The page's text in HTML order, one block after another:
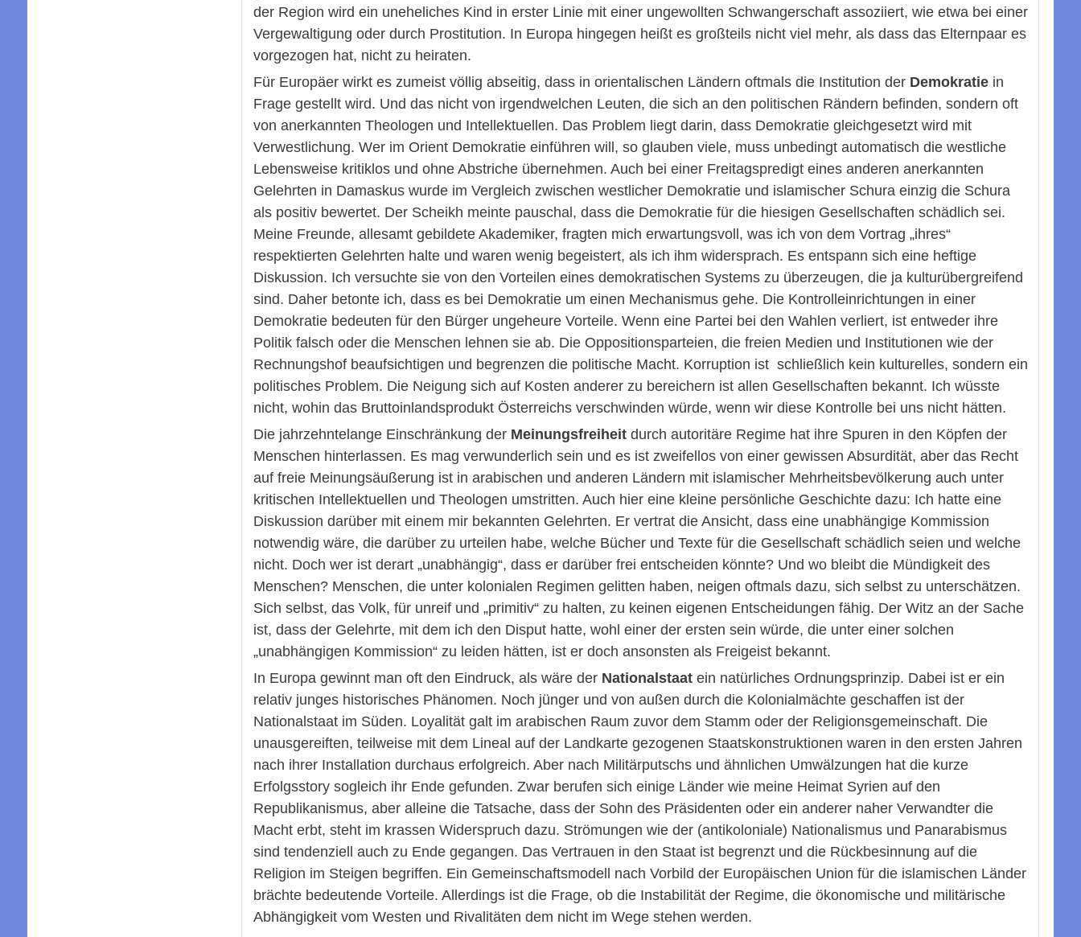
der Region wird ein uneheliches Kind in erster Linie mit einer ungewollten Schwangerschaft assoziiert, wie etwa bei einer
Vergewaltigung oder durch Prostitution. In Europa hingegen heißt es großteils nicht viel mehr, als dass das Elternpaar es
vorgezogen hat, nicht zu heiraten.
Für Europäer wirkt es zumeist völlig abseitig, dass in orientalischen Ländern oftmals die Institution der Demokratiein
Frage gestellt wird. Und das nicht von irgendwelchen Leuten, die sich an den politischen Rändern befinden, sondern oft
von anerkannten Theologen und Intellektuellen. Das Problem liegt darin, dass Demokratie gleichgesetzt wird mit
Verwestlichung. Wer im Orient Demokratie einführen will, so glauben viele, muss unbedingt automatisch die westliche
Lebensweise kritiklos und ohne Abstriche übernehmen. Auch bei einer Freitagspredigt eines anderen anerkannten
Gelehrten in Damaskus wurde im Vergleich zwischen westlicher Demokratie und islamischer Schura einzig die Schura
als positiv bewertet. Der Scheikh meinte pauschal, dass die Demokratie für die hiesigen Gesellschaften schädlich sei.
Meine Freunde, allesamt gebildete Akademiker, fragten mich erwartungsvoll, was ich von dem Vortrag „ihres“
respektierten Gelehrten halte und waren wenig begeistert, als ich ihm widersprach. Es entspann sich eine heftige
Diskussion. Ich versuchte sie von den Vorteilen eines demokratischen Systems zu überzeugen, die ja kulturübergreifend
sind. Daher betonte ich, dass es bei Demokratie um einen Mechanismus gehe. Die Kontrolleinrichtungen in einer
Demokratie bedeuten für den Bürger ungeheure Vorteile. Wenn eine Partei bei den Wahlen verliert, ist entweder ihre
Politik falsch oder die Menschen lehnen sie ab. Die Oppositionsparteien, die freien Medien und Institutionen wie der
Rechnungshof beaufsichtigen und begrenzen die politische Macht. Korruption ist schließlich kein kulturelles, sondern ein
politisches Problem. Die Neigung sich auf Kosten anderer zu bereichern ist allen Gesellschaften bekannt. Ich wüsste
nicht, wohin das Bruttoinlandsprodukt Österreichs verschwinden würde, wenn wir diese Kontrolle bei uns nicht hätten.
Die jahrzehntelange Einschränkung der Meinungsfreiheitdurch autoritäre Regime hat ihre Spuren in den Köpfen der
Menschen hinterlassen. Es mag verwunderlich sein und es ist zweifellos von einer gewissen Absurdität, aber das Recht
auf freie Meinungsäußerung ist in arabischen und anderen Ländern mit islamischer Mehrheitsbevölkerung auch unter
kritischen Intellektuellen und Theologen umstritten. Auch hier eine kleine persönliche Geschichte dazu: Ich hatte eine
Diskussion darüber mit einem mir bekannten Gelehrten. Er vertrat die Ansicht, dass eine unabhängige Kommission
notwendig wäre, die darüber zu urteilen habe, welche Bücher und Texte für die Gesellschaft schädlich seien und welche
nicht. Doch wer ist derart „unabhängig“, dass er darüber frei entscheiden könnte? Und wo bleibt die Mündigkeit des
Menschen? Menschen, die unter kolonialen Regimen gelitten haben, neigen oftmals dazu, sich selbst zu unterschätzen.
Sich selbst, das Volk, für unreif und „primitiv“ zu halten, zu keinen eigenen Entscheidungen fähig. Der Witz an der Sache
ist, dass der Gelehrte, mit dem ich den Disput hatte, wohl einer der ersten sein würde, die unter einer solchen
„unabhängigen Kommission“ zu leiden hätten, ist er doch ansonsten als Freigeist bekannt.
In Europa gewinnt man oft den Eindruck, als wäre der Nationalstaatein natürliches Ordnungsprinzip. Dabei ist er ein
relativ junges historisches Phänomen. Noch jünger und von außen durch die Kolonialmächte geschaffen ist der
Nationalstaat im Süden. Loyalität galt im arabischen Raum zuvor dem Stamm oder der Religionsgemeinschaft. Die
unausgereiften, teilweise mit dem Lineal auf der Landkarte gezogenen Staatskonstruktionen waren in den ersten Jahren
nach ihrer Installation durchaus erfolgreich. Aber nach Militärputschs und ähnlichen Umwälzungen hat die kurze
Erfolgsstory sogleich ihr Ende gefunden. Zwar berufen sich einige Länder wie meine Heimat Syrien auf den
Republikanismus, aber alleine die Tatsache, dass der Sohn des Präsidenten oder ein anderer naher Verwandter die
Macht erbt, steht im krassen Widerspruch dazu. Strömungen wie der (antikoloniale) Nationalismus und Panarabismus
sind tendenziell auch zu Ende gegangen. Das Vertrauen in den Staat ist begrenzt und die Rückbesinnung auf die
Religion im Steigen begriffen. Ein Gemeinschaftsmodell nach Vorbild der Europäischen Union für die islamischen Länder
brächte bedeutende Vorteile. Allerdings ist die Frage, ob die Instabilität der Regime, die ökonomische und militärische
Abhängigkeit vom Westen und Rivalitäten dem nicht im Wege stehen werden.